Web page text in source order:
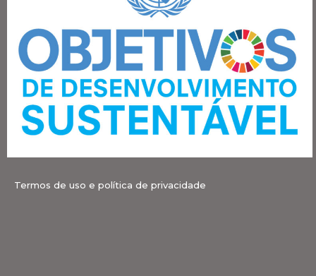
Termos de uso e política de privacidade